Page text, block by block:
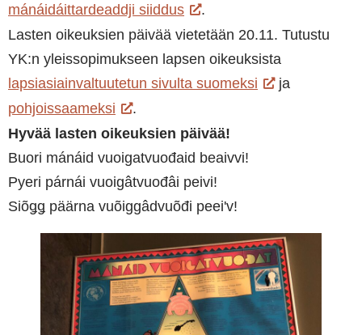
mánáidáittardeaddji siiddus
.
Lasten oikeuksien päivää vietetään 20.11. Tutustu
YK:n yleissopimukseen lapsen oikeuksista
lapsiasiainvaltuutetun sivulta suomeksi
ja
pohjoissaameksi
.
Hyvää lasten oikeuksien päivää!
Buori mánáid vuoigatvuođaid beaivvi!
Pyeri párnái vuoigâtvuođâi peivi!
Siõǥǥ päärna vuõiggâdvuõđi peeiʹv!